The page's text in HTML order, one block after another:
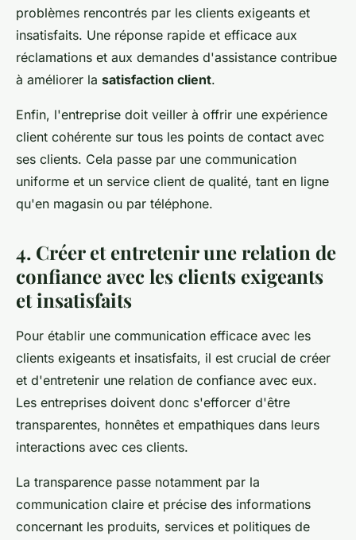
problèmes rencontrés par les clients exigeants et
insatisfaits. Une réponse rapide et efficace aux
réclamations et aux demandes d'assistance contribue
à améliorer la satisfaction client.
Enfin, l'entreprise doit veiller à offrir une expérience
client cohérente sur tous les points de contact avec
ses clients. Cela passe par une communication
uniforme et un service client de qualité, tant en ligne
qu'en magasin ou par téléphone.
4. Créer et entretenir une relation de
confiance avec les clients exigeants
et insatisfaits
Pour établir une communication efficace avec les
clients exigeants et insatisfaits, il est crucial de créer
et d'entretenir une relation de confiance avec eux.
Les entreprises doivent donc s'efforcer d'être
transparentes, honnêtes et empathiques dans leurs
interactions avec ces clients.
La transparence passe notamment par la
communication claire et précise des informations
concernant les produits, services et politiques de